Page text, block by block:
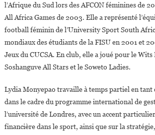
l’Afrique du Sud lors des AFCON féminines de
All Africa Games de 2003. Elle a représenté
football féminin de l’University Sport South
mondiaux des étudiants de la FISU en 2001 et
Jeux du CUCSA. En club, elle a joué pour le Wits
Soshanguve All Stars et le Soweto Ladies.
Lydia Monyepao travaille à temps partiel en tant
dans le cadre du programme international de
l’université de Londres, avec un accent
financière dans le sport, ainsi que sur la